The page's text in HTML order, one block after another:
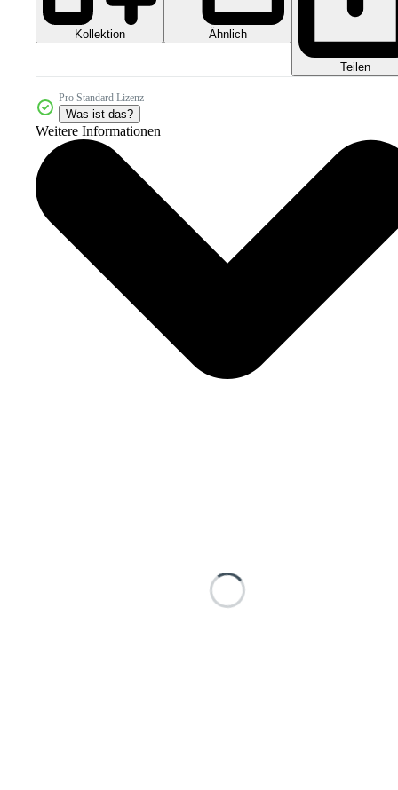
Kollektion Ähnlich
Teilen
Pro Standard Lizenz
Was ist das?
Weitere Informationen